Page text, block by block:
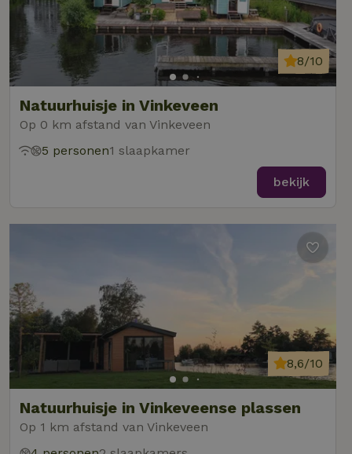
Natuurhuisje in Vinkeveen
Op 0 km afstand van Vinkeveen
8/10
5 personen1 slaapkamer
bekijk
Natuurhuisje in Vinkeveense plassen
Op 1 km afstand van Vinkeveen
8,6/10